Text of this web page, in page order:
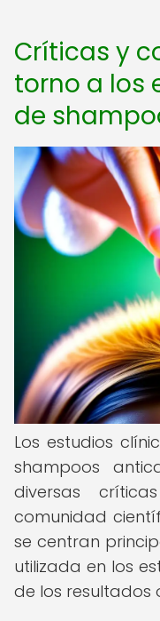
Críticas y
torno a los
de
Los estudios
shampoos
diversas
comunidad
se centran
utilizada en los
de los resultados